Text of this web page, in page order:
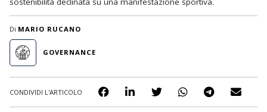
Di MARIO RUCANO
GOVERNANCE
CONDIVIDI L'ARTICOLO